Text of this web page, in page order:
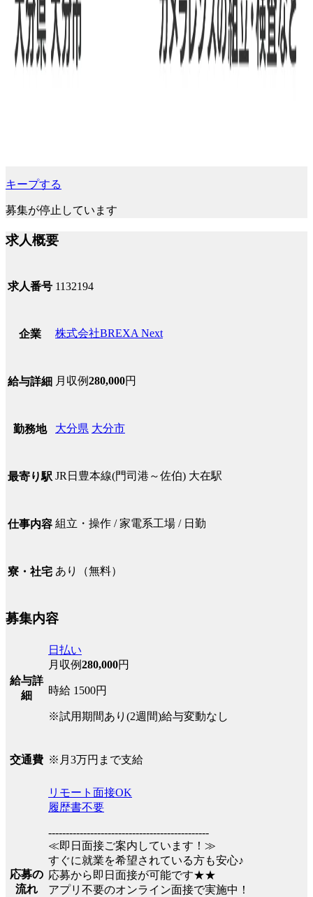
キープする
募集が停止しています
求人概要
求人番号 1132194
企業 株式会社BREXA Next
給与詳細 月収例280,000円
勤務地 大分県 大分市
最寄り駅 JR日豊本線(門司港～佐伯) 大在駅
仕事内容 組立・操作 / 家電系工場 / 日勤
寮・社宅 あり（無料）
募集内容
給与詳
細
日払い
月収例280,000円
時給 1500円
※試用期間あり(2週間)給与変動なし
交通費 ※月3万円まで支給
応募の
流れ
リモート面接OK
履歴書不要
----------------------------------------------
≪即日面接ご案内しています！≫
すぐに就業を希望されている方も安心♪
応募から即日面接が可能です★★
アプリ不要のオンライン面接で実施中！